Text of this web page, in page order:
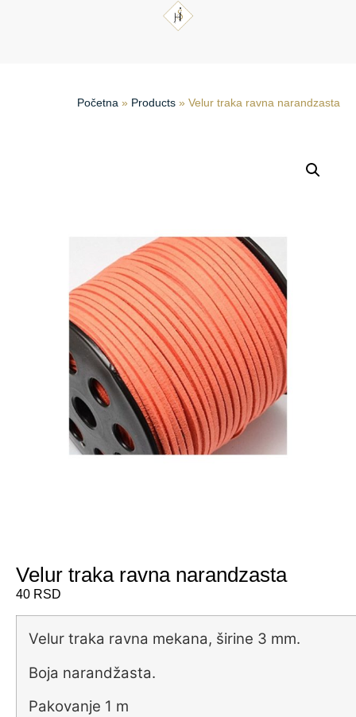
Početna » Products » Velur traka ravna narandzasta
Velur traka ravna narandzasta
40 RSD
Velur traka ravna mekana, širine 3 mm.
Boja narandžasta.
Pakovanje 1 m